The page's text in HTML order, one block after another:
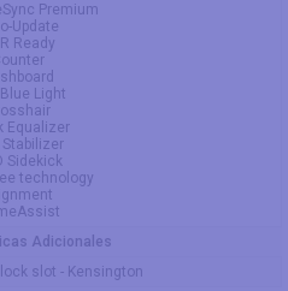
Premium
Update
Ready
Light
Equalizer
Stabilizer
Sidekick
technology
Adicionales
slot - Kensington